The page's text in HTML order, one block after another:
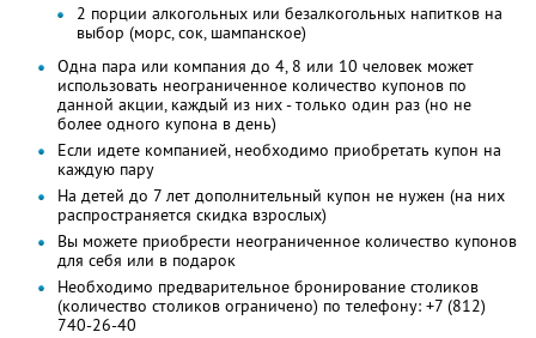
2 порции алкогольных или безалкогольных напитков на
выбор (морс, сок, шампанское)
Одна пара или компания до 4, 8 или 10 человек может
использовать неограниченное количество купонов по
данной акции, каждый из них - только один раз (но не
более одного купона в день)
Если идете компанией, необходимо приобретать купон на
каждую пару
На детей до 7 лет дополнительный купон не нужен (на них
распространяется скидка взрослых)
Вы можете приобрести неограниченное количество купонов
для себя или в подарок
Необходимо предварительное бронирование столиков
(количество столиков ограничено) по телефону: +7 (812)
740-26-40